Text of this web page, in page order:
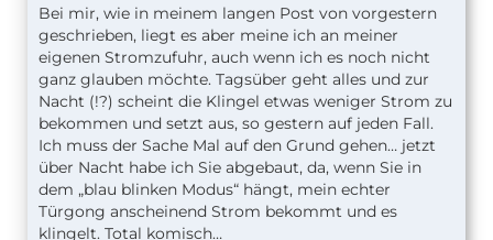
mehrfach neugestartet und sie koppeln sich ja
auch -.-
Sehr ärgerlich. Bei der Demontage der alten
(logitech) ist mir diese runtergefallen und
gesprungen, sodass ich jetzt auch die Aqara nutzen
muss….
LG
edit: war gerade draußen. Klingel blinkte blau. Habe
Bei mir, wie in meinem langen Post von vorgestern
geschrieben, liegt es aber meine ich an meiner
eigenen Stromzufuhr, auch wenn ich es noch nicht
ganz glauben möchte. Tagsüber geht alles und zur
Nacht (!?) scheint die Klingel etwas weniger Strom zu
bekommen und setzt aus, so gestern auf jeden Fall.
Ich muss der Sache Mal auf den Grund gehen… jetzt
über Nacht habe ich Sie abgebaut, da, wenn Sie in
dem „blau blinken Modus“ hängt, mein echter
Türgong anscheinend Strom bekommt und es
klingelt. Total komisch…